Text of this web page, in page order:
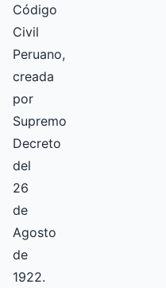
Código
Civil
Peruano,
creada
por
Supremo
Decreto
del
26
de
Agosto
de
1922.